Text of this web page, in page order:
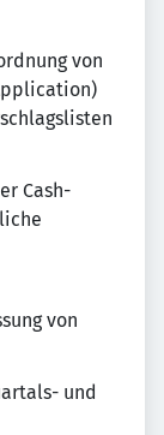
von
Cash-
von
und